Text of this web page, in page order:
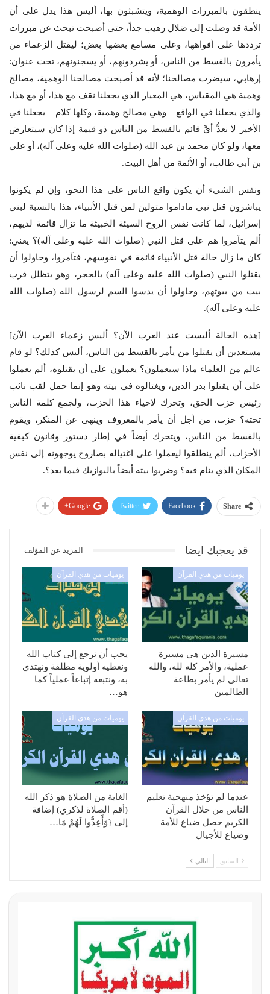
ينطقون بالمبررات الوهمية، ويتشبثون بها، أليس هذا يدل على أن
الأمة قد وصلت إلى ضلال رهيب جداً، حتى أصبحت تبحث عن مبررات
ترددها على أفواهها، وعلى مسامع بعضها بعض؛ ليقتل الزعماء من
يأمرون بالقسط من الناس، أو يشردونهم، أو يسجنونهم، تحت عنوان:
إرهابي، سيضرب مصالحنا؛ لأنه قد أصبحت مصالحنا الوهمية، مصالح
وهمية هي المقياس، هي المعيار الذي يجعلنا نقف مع هذا، أو مع هذا،
والذي يجعلنا في الواقع – وهي مصالح وهمية، وكلها كلام – يجعلنا في
الأخير لا نعدُّ أيَّ قائم بالقسط من الناس ذو قيمة إذا كان سيتعارض
معها، ولو كان محمد بن عبد الله (صلوات الله عليه وعلى آله)، أو علي
بن أبي طالب، أو الأئمة من أهل البيت.
ونفس الشيء أن يكون واقع الناس على هذا النحو، وإن لم يكونوا
يباشرون قتل نبي ماداموا متولين لمن قتل الأنبياء، هذا بالنسبة لبني
إسرائيل، لما كانت نفس الروح السيئة الخبيثة ما تزال قائمة لديهم،
ألم يتآمروا هم على قتل النبي (صلوات الله عليه وعلى آله)؟ يعني:
كان ما زال حالة قتل الأنبياء قائمة في نفوسهم، فتآمروا، وحاولوا أن
يقتلوا النبي (صلوات الله عليه وعلى آله) بالحجر، وهو يتظلل قرب
بيت من بيوتهم، وحاولوا أن يدسوا السم لرسول الله (صلوات الله
عليه وعلى آله).
[هذه الحالة أليست عند العرب الآن؟ أليس زعماء العرب الآن]
مستعدين أن يقتلوا من يأمر بالقسط من الناس، أليس كذلك؟ لو قام
عالم من العلماء ماذا سيعملون؟ يعملون على أن يقتلوه، ألم يعملوا
على أن يقتلوا بدر الدين، ويغتالوه في بيته وهو إنما حمل لقب نائب
رئيس حزب الحق، وتحرك لإحياء هذا الحزب، ولجمع كلمة الناس
تحته؟ حزب، من أجل أن يأمر بالمعروف وينهى عن المنكر، ويقوم
بالقسط من الناس، ويتحرك أيضاً في إطار دستور وقانون كبقية
الأحزاب، ألم ينطلقوا ليعملوا على اغتياله بصاروخ يوجهونه إلى نفس
المكان الذي ينام فيه؟ وضربوا بيته أيضاً بالبوازيك فيما بعد؟.
Share
Facebook
Twitter
Google+
قد يعجبك ايضا المزيد عن المؤلف
يوميات من هدي القرآن
مسيرة الدين هي مسيرة
عملية، والأمر كله لله، والله
تعالى لم يأمر بطاعة
الظالمين
يوميات من هدي القرآن
يجب أن نرجع إلى كتاب الله
ونعطيه أولوية مطلقة ونهتدي
به، ونتبعه إتباعاً عملياً كما
هو…
يوميات من هدي القرآن
عندما لم تؤخذ منهجية تعليم
الناس من خلال القرآن
الكريم حصل ضياع للأمة
وضياع للأجيال
يوميات من هدي القرآن
الغاية من الصلاة هو ذكر الله
(أقم الصلاة لذكري) إضافة
إلى {وَأَعِدُّوا لَهُمْ مَا…
السابق التالي